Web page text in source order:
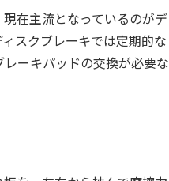
在主流となっているのがデ
スクブレーキでは定期的な
ーキパッドの交換が必要な